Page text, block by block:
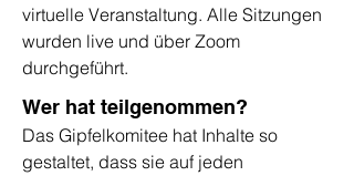
virtuelle Veranstaltung. Alle Sitzungen
wurden live und über Zoom
durchgeführt.
Wer hat teilgenommen?
Das Gipfelkomitee hat Inhalte so
gestaltet, dass sie auf jeden